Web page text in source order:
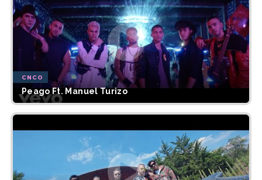
CNCO
Peago Ft. Manuel Turizo